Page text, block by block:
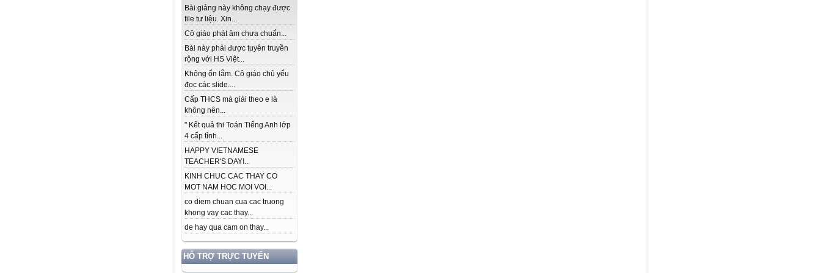
Bài giảng này không chạy được
file tư liệu. Xin...
Cô giáo phát âm chưa chuẩn...
Bài này phải được tuyên truyền
rộng với HS Việt...
Không ổn lắm. Cô giáo chủ yếu
đọc các slide....
Cấp THCS mà giải theo e là
không nên...
" Kết quả thi Toán Tiếng Anh lớp
4 cấp tỉnh...
HAPPY VIETNAMESE
TEACHER'S DAY!...
KINH CHUC CAC THAY CO
MOT NAM HOC MOI VOI...
co diem chuan cua cac truong
khong vay cac thay...
de hay qua cam on thay...
HỖ TRỢ TRỰC TUYẾN